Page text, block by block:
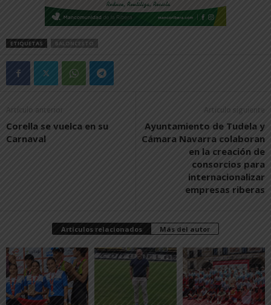
ETIQUETAS BALONCESTO
Artículo anterior
Corella se vuelca en su
Carnaval
Artículo siguiente
Ayuntamiento de Tudela y
Cámara Navarra colaboran
en la creación de
consorcios para
internacionalizar
empresas riberas
Artículos relacionados Más del autor